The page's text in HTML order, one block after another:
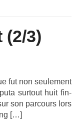
(2/3)
fut non seule­ment
sur­tout huit fin­
son par­cours lors
[…]